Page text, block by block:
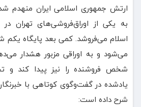
ارتش جمهوری اسلامی ایران منهدم
به یکی از اوراق‌فروشی‌های تهران در
اسلام می‌فروشد. کمی بعد پایگاه یکم
می‌شود و به اوراقی مزبور هشدار
شخص فروشنده را نیز پیدا کند و
یادشده در گفت‌وگوی کوتاهی با
شرح داده است: